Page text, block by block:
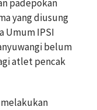
padepokan
yang diusung
Umum IPSI
belum
atlet pencak